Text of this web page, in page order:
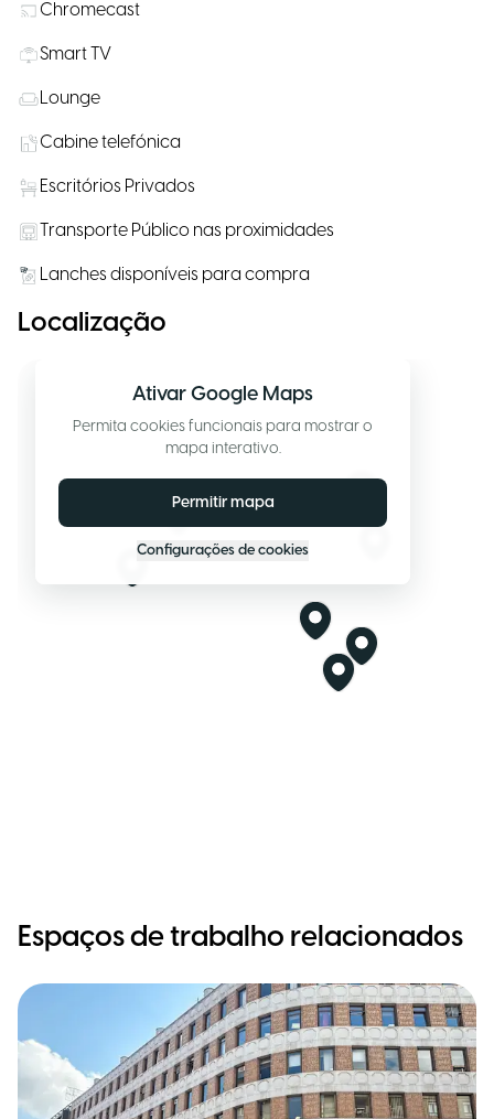
Chromecast
Smart TV
Lounge
Cabine telefónica
Escritórios Privados
Transporte Público nas proximidades
Lanches disponíveis para compra
Localização
Ativar Google Maps
Permita cookies funcionais para mostrar o
mapa interativo.
Permitir mapa
Configurações de cookies
Espaços de trabalho relacionados